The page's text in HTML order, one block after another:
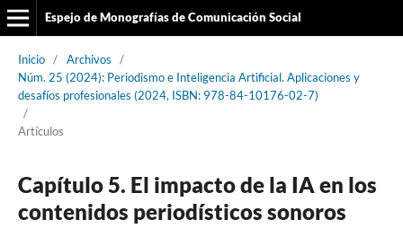
Espejo de Monografías de Comunicación Social
Inicio / Archivos
/
Núm. 25 (2024): Periodismo e Inteligencia Artificial. Aplicaciones y
desafíos profesionales (2024, ISBN: 978-84-10176-02-7)
/
Artículos
Capítulo 5. El impacto de la IA en los
contenidos periodísticos sonoros